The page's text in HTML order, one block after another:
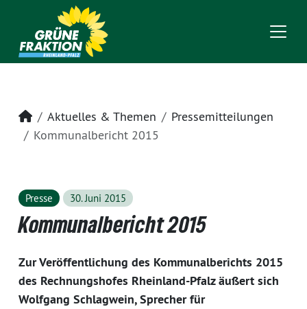
Startseite
Aktuelles & Themen
Pressemitteilungen
Kommunalbericht 2015
Presse 30. Juni 2015
Kommunalbericht 2015
Zur Veröffentlichung des Kommunalberichts 2015
des Rechnungshofes Rheinland-Pfalz äußert sich
Wolfgang Schlagwein, Sprecher für